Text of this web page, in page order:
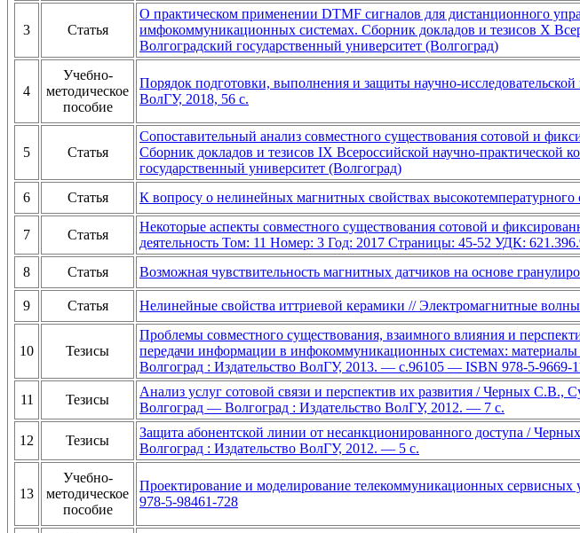
3 Статья
О практическом применении DTMF сигналов для дистанционного
имфокоммуникационных системах. Сборник докладов и тезисов X
Волгоградский государственный университет (Волгоград)
4
Учебно-
методическое
пособие
Порядок подготовки, выполнения и защиты научно-
ВолГУ, 2018, 56 с.
5 Статья
Сопоставительный анализ совместного существования сотовой и
Сборник докладов и тезисов IX Всероссийской научно-
государственный университет (Волгоград)
6
Статья К вопросу о нелинейных магнитных свойствах высокотемпературного
7 Статья
Некоторые аспекты совместного существования сотовой и
деятельность Том: 11 Номер: 3 Год: 2017 Страницы: 45-52 УДК:
8
Статья Возможная чувствительность магнитных датчиков на основе
9 Статья Нелинейные свойства иттриевой керамики // Электромагнитные
10 Тезисы
Проблемы совместного существования, взаимного влияния и
передачи информации в инфокоммуникационных системах:
Волгоград : Издательство ВолГУ, 2013. — с.96105 — ISBN 978-5-9669-
11 Тезисы
Анализ услуг сотовой связи и перспектив их развития / Черных
Волгоград — Волгоград : Издательство ВолГУ, 2012. — 7 с.
12 Тезисы
Защита абонентской линии от несанкционированного доступа /
Волгоград : Издательство ВолГУ, 2012. — 5 с.
13
Учебно-
методическое
пособие
Проектирование и моделирование телекоммуникационных
978-5-98461-728